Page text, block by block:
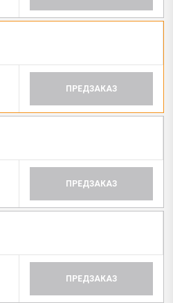
ПРЕДЗАКАЗ
ПРЕДЗАКАЗ
ПРЕДЗАКАЗ